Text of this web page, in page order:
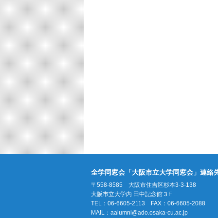
全学同窓会「大阪市立大学同窓会」連絡
〒558-8585 大阪市住吉区杉本3-3-138
大阪市立大学内 田中記念館３F
TEL：06-6605-2113 FAX：06-6605-2088
MAIL： aalumni@ado.osaka-cu.ac.jp